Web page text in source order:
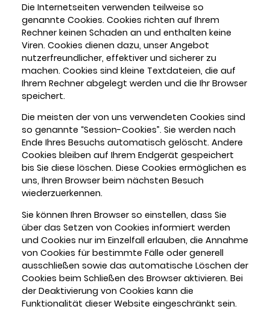
Die Internetseiten verwenden teilweise so
genannte Cookies. Cookies richten auf Ihrem
Rechner keinen Schaden an und enthalten keine
Viren. Cookies dienen dazu, unser Angebot
nutzerfreundlicher, effektiver und sicherer zu
machen. Cookies sind kleine Textdateien, die auf
Ihrem Rechner abgelegt werden und die Ihr Browser
speichert.
Die meisten der von uns verwendeten Cookies sind
so genannte “Session-Cookies”. Sie werden nach
Ende Ihres Besuchs automatisch gelöscht. Andere
Cookies bleiben auf Ihrem Endgerät gespeichert
bis Sie diese löschen. Diese Cookies ermöglichen es
uns, Ihren Browser beim nächsten Besuch
wiederzuerkennen.
Sie können Ihren Browser so einstellen, dass Sie
über das Setzen von Cookies informiert werden
und Cookies nur im Einzelfall erlauben, die Annahme
von Cookies für bestimmte Fälle oder generell
ausschließen sowie das automatische Löschen der
Cookies beim Schließen des Browser aktivieren. Bei
der Deaktivierung von Cookies kann die
Funktionalität dieser Website eingeschränkt sein.